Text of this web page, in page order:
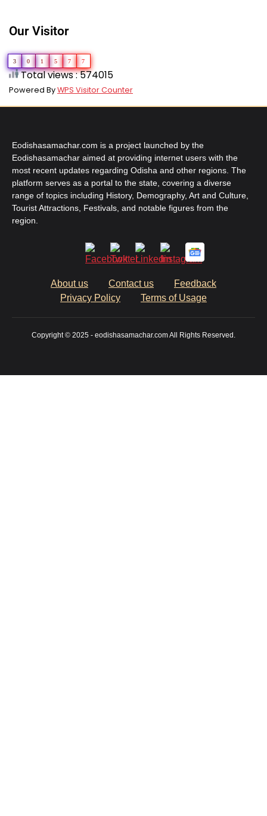
Our Visitor
3 0 1 5 7 7
Total views : 574015
Powered ByWPS Visitor Counter
Eodishasamachar.com is a project launched by the
Eodishasamachar aimed at providing internet users with the
most recent updates regarding Odisha and other regions. The
platform serves as a portal to the state, covering a diverse
range of topics including History, Demography, Art and Culture,
Tourist Attractions, Festivals, and notable figures from the
region.
About us Contact us
Feedback
Privacy Policy
Terms of Usage
Copyright © 2025 - eodishasamachar.com All Rights Reserved.